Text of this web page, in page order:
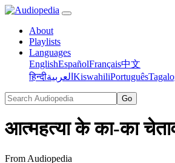
About
Playlists
Languages
EnglishEspañolFrançais中文
हिन्दीالعربية KiswahiliPortuguês
आत्महत्या के का-का
From Audiopedia